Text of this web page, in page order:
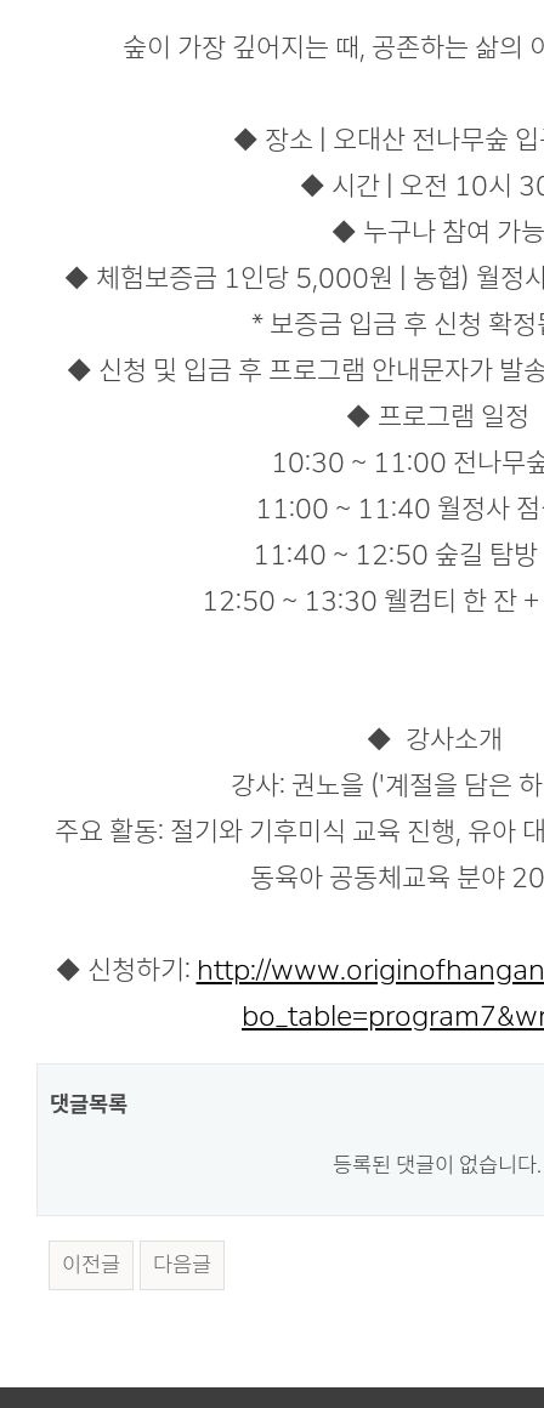
숲이 가장 깊어지는 때, 공존하는 삶의
◆ 장소 | 오대산 전나무숲
◆ 시간 | 오전 10시
◆ 누구나 참여 가능
◆ 체험보증금 1인당 5,000원 | 농협) 월
* 보증금 입금 후 신청 확
◆ 신청 및 입금 후 프로그램 안내문자가 발
◆ 프로그램 일정
10:30 ~ 11:00 전나무
11:00 ~ 11:40 월정사 점
11:40 ~ 12:50 숲길 탐방
12:50 ~ 13:30 웰컴티 한 잔 +
​◆ 강사소개
강사: 권노을 ('계절을 담은
주요 활동: 절기와 기후미식 교육 진행, 유아
동육아 공동체교육 분야
​◆ 신청하기: http://
댓글목록
등록된 댓글이 없습니다.
이전글 다음글